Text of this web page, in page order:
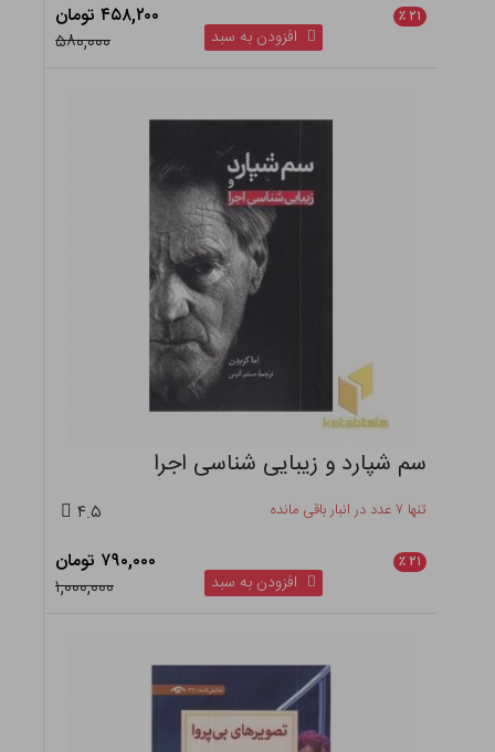
۲۱ ٪
۴۵۸,۲۰۰ تومان
۵۸۰,۰۰۰
افزودن به سبد
سم شپارد و زیبایی شناسی اجرا
تنها ۷ عدد در انبار باقی مانده ۴.۵
۲۱ ٪
۷۹۰,۰۰۰ تومان
۱,۰۰۰,۰۰۰
افزودن به سبد